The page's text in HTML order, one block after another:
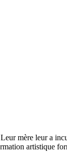
mère leur a
artistique